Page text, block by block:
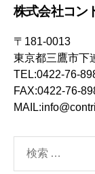
株式会社コン
〒181-0013
東京都三鷹市
TEL:0422-76-
FAX:0422-76-
索